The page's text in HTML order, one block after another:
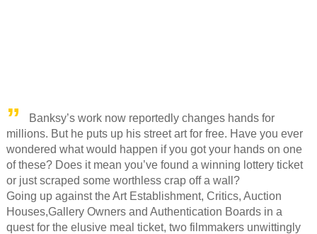
Banksy’s work now reportedly changes hands for
millions. But he puts up his street art for free. Have you ever
wondered what would happen if you got your hands on one
of these? Does it mean you’ve found a winning lottery ticket
or just scraped some worthless crap off a wall?
Going up against the Art Establishment, Critics, Auction
Houses,Gallery Owners and Authentication Boards in a
quest for the elusive meal ticket, two filmmakers unwittingly